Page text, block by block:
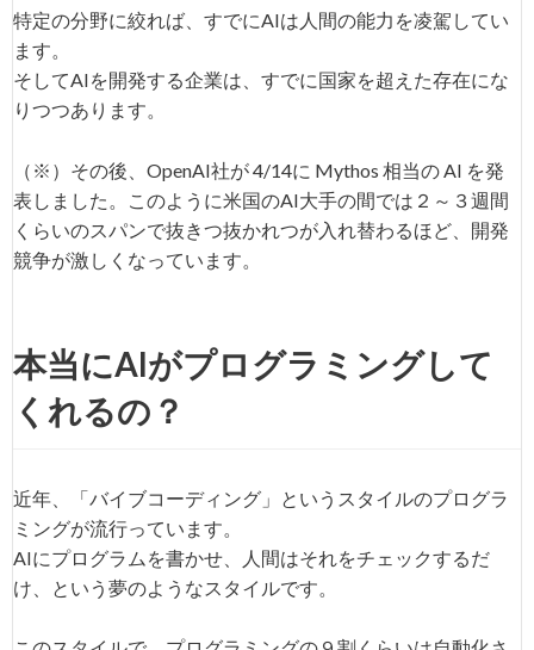
特定の分野に絞れば、すでにAIは人間の能力を凌駕してい
ます。
そしてAIを開発する企業は、すでに国家を超えた存在にな
りつつあります。
（※）その後、OpenAI社が 4/14に Mythos 相当の AI を発
表しました。このように米国のAI大手の間では２～３週間
くらいのスパンで抜きつ抜かれつが入れ替わるほど、開発
競争が激しくなっています。
本当にAIがプログラミングして
くれるの？
近年、「バイブコーディング」というスタイルのプログラ
ミングが流行っています。
AIにプログラムを書かせ、人間はそれをチェックするだ
け、という夢のようなスタイルです。